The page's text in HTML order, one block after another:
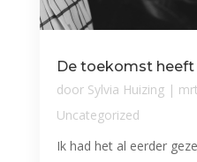
De toekomst heeft
door Sylvia Huizing|
Uncategorized
Ik had het al eerder